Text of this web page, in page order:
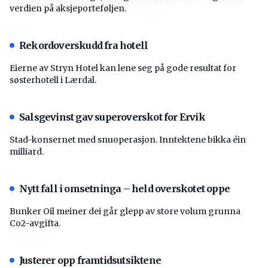
verdien på aksjeporteføljen.
Rekordoverskudd fra hotell
Eierne av Stryn Hotel kan lene seg på gode resultat for
søsterhotell i Lærdal.
Salsgevinst gav superoverskot for Ervik
Stad-konsernet med snuoperasjon. Inntektene bikka éin
milliard.
Nytt fall i omsetninga – held overskotet oppe
Bunker Oil meiner dei går glepp av store volum grunna
Co2-avgifta.
Justerer opp framtidsutsiktene